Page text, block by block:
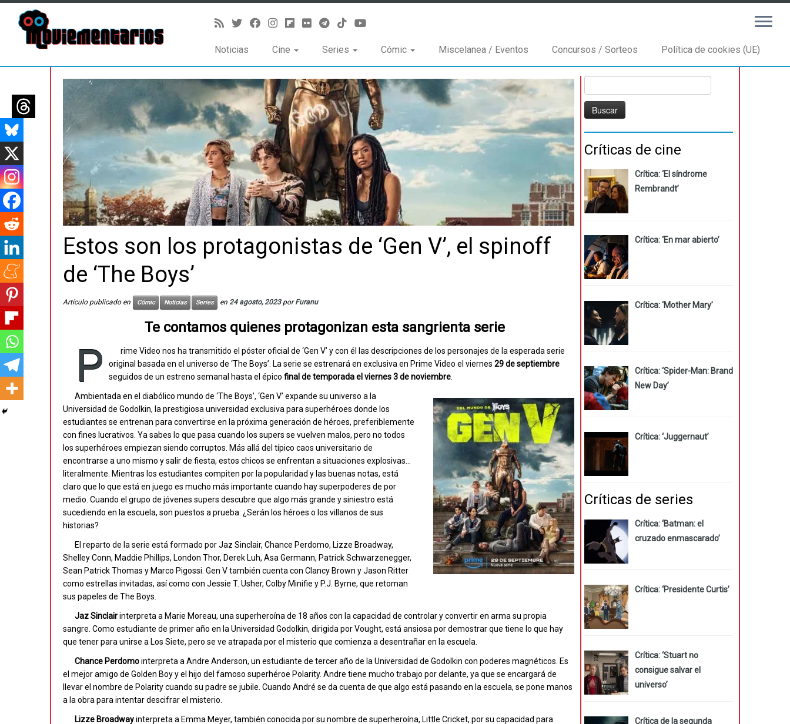
contenido
Noticias Cine Series Cómic Miscelanea / Eventos Concursos / Sorteos Política de cookies (UE)
Estos son los protagonistas de ‘Gen V’, el spinoff
de ‘The Boys’
Artículo publicado en Cómic Noticias Series en 24 agosto, 2023 porFuranu
Te contamos quienes protagonizan esta sangrienta serie
P
rime Video nos ha transmitido el póster oficial de ‘Gen V’ y con él las descripciones de los personajes de la esperada serie
original basada en el universo de ‘The Boys’. La serie se estrenará en exclusiva en Prime Video el viernes 29 de septiembre
seguidos de un estreno semanal hasta el épico final de temporada el viernes 3 de noviembre
Ambientada en el diabólico mundo de ‘The Boys’, ‘Gen V’ expande su universo a la
Universidad de Godolkin, la prestigiosa universidad exclusiva para superhéroes donde los
estudiantes se entrenan para convertirse en la próxima generación de héroes, preferiblemente
con fines lucrativos. Ya sabes lo que pasa cuando los supers se vuelven malos, pero no todos
los superhéroes empiezan siendo corruptos. Más allá del típico caos universitario de
encontrarse a uno mismo y salir de fiesta, estos chicos se enfrentan a situaciones explosivas…
literalmente. Mientras los estudiantes compiten por la popularidad y las buenas notas, está
claro que lo que está en juego es mucho más importante cuando hay superpoderes de por
medio. Cuando el grupo de jóvenes supers descubre que algo más grande y siniestro está
sucediendo en la escuela, son puestos a prueba: ¿Serán los héroes o los villanos de sus
historias?
El reparto de la serie está formado por Jaz Sinclair, Chance Perdomo, Lizze Broadway,
Shelley Conn, Maddie Phillips, London Thor, Derek Luh, Asa Germann, Patrick Schwarzenegger,
Sean Patrick Thomas y Marco Pigossi. Gen V también cuenta con Clancy Brown y Jason Ritter
como estrellas invitadas, así como con Jessie T. Usher, Colby Minifie y P.J. Byrne, que retoman
sus papeles de The Boys.
Jaz Sinclairinterpreta a Marie Moreau, una superheroína de 18 años con la capacidad de controlar y convertir en arma su propia
sangre. Como estudiante de primer año en la Universidad Godolkin, dirigida por Vought, está ansiosa por demostrar que tiene lo que hay
que tener para unirse a Los Siete, pero se ve atrapada por el misterio que comienza a desentrañar en la escuela.
Chance Perdomointerpreta a Andre Anderson, un estudiante de tercer año de la Universidad de Godolkin con poderes magnéticos. Es
el mejor amigo de Golden Boy y el hijo del famoso superhéroe Polarity. Andre tiene mucho trabajo por delante, ya que se encargará de
llevar el nombre de Polarity cuando su padre se jubile. Cuando André se da cuenta de que algo está pasando en la escuela, se pone manos
a la obra para intentar descifrar el misterio.
Lizze Broadwayinterpreta a Emma Meyer, también conocida por su nombre de superheroína, Little Cricket, por su capacidad para
Críticas de cine
Crítica: ‘El síndrome
Rembrandt’
Crítica: ‘En mar abierto’
Crítica: ‘Mother Mary’
Crítica: ‘Spider-Man: Brand
New Day’
Crítica: ‘Juggernaut’
Críticas de series
Crítica: ‘Batman: el
cruzado enmascarado’
Crítica: ‘Presidente Curtis’
Crítica: ‘Stuart no
consigue salvar el
universo’
Crítica de la segunda